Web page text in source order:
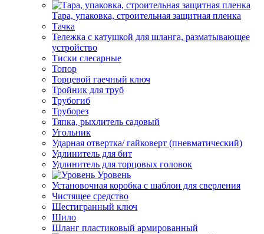
Тара, упаковка, строительная защитная пленка
Тачка
Тележка с катушкой для шланга, разматывающее
устройство
Тиски слесарные
Топор
Торцевой гаечный ключ
Тройник для труб
Трубогиб
Труборез
Тяпка, рыхлитель садовый
Угольник
Ударная отвертка/ гайковерт (пневматический)
Удлинитель для бит
Удлинитель для торцовых головок
Уровень
Установочная коробка с шаблон для сверления
Чистящее средство
Шестигранный ключ
Шило
Шланг пластиковый армированный